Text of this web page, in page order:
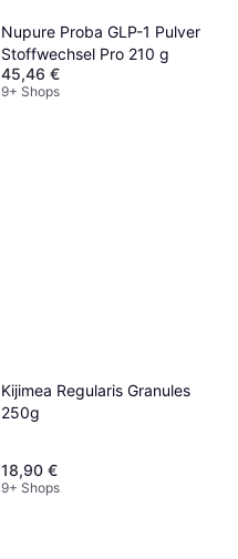
Nupure Proba GLP-1 Pulver
Stoffwechsel Pro 210 g
45,46 €
9+ Shops
Kijimea Regularis Granules
250g
18,90 €
9+ Shops